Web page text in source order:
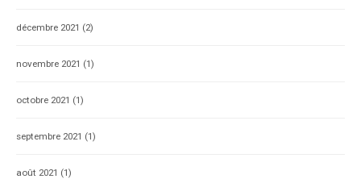
décembre 2021 (2)
novembre 2021 (1)
octobre 2021 (1)
septembre 2021 (1)
août 2021 (1)